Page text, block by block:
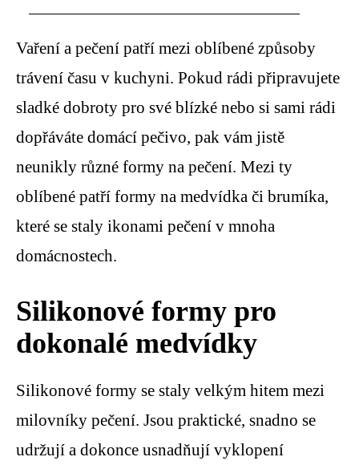
Vaření a pečení patří mezi oblíbené způsoby
trávení času v kuchyni. Pokud rádi připravujete
sladké dobroty pro své blízké nebo si sami rádi
dopřáváte domácí pečivo, pak vám jistě
neunikly různé formy na pečení. Mezi ty
oblíbené patří formy na medvídka či brumíka,
které se staly ikonami pečení v mnoha
domácnostech.
Silikonové formy pro
dokonalé medvídky
Silikonové formy se staly velkým hitem mezi
milovníky pečení. Jsou praktické, snadno se
udržují a dokonce usnadňují vyklopení